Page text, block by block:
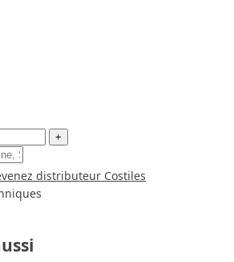
+
distributeur Costiles